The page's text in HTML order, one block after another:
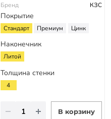
Бренд КЗС
Покрытие
Стандарт Премиум Цинк
Наконечник
Литой
Толщина стенки
4
В корзину